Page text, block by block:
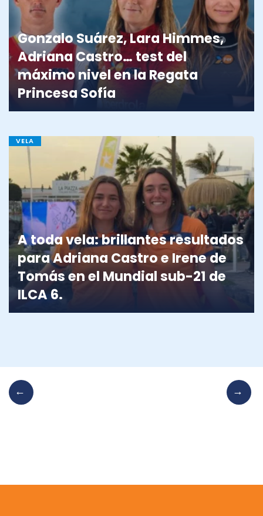
Gonzalo Suárez, Lara Himmes,
Adriana Castro… test del
máximo nivel en la Regata
Princesa Sofía
VELA
A toda vela: brillantes resultados
para Adriana Castro e Irene de
Tomás en el Mundial sub-21 de
ILCA 6.